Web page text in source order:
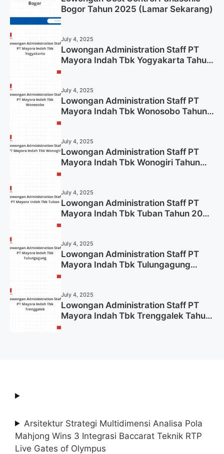
Bogor Tahun 2025 (Lamar Sekarang)
July 4, 2025
Lowongan Administration Staff PT
Mayora Indah Tbk Yogyakarta Tahun
July 4, 2025
Lowongan Administration Staff PT
Mayora Indah Tbk Wonosobo Tahun
July 4, 2025
Lowongan Administration Staff PT
Mayora Indah Tbk Wonogiri Tahun
July 4, 2025
Lowongan Administration Staff PT
Mayora Indah Tbk Tuban Tahun 2025
July 4, 2025
Lowongan Administration Staff PT
Mayora Indah Tbk Tulungagung
July 4, 2025
Lowongan Administration Staff PT
Mayora Indah Tbk Trenggalek Tahun
Arsitektur Strategi Multidimensi Analisa Pola
Mahjong Wins 3 Integrasi Baccarat Teknik RTP
Live Gates of Olympus